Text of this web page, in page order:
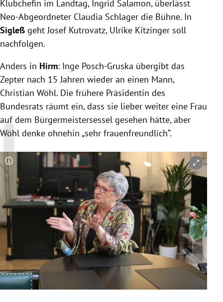
Klubchefin im Landtag, Ingrid Salamon, überlässt
Neo-Abgeordneter Claudia Schlager die Bühne. In
Sigleß geht Josef Kutrovatz, Ulrike Kitzinger soll
nachfolgen.
Anders in Hirm: Inge Posch-Gruska übergibt das
Zepter nach 15 Jahren wieder an einen Mann,
Christian Wöhl. Die frühere Präsidentin des
Bundesrats räumt ein, dass sie lieber weiter eine Frau
auf dem Bürgermeistersessel gesehen hätte, aber
Wöhl denke ohnehin „sehr frauenfreundlich“.
Copyright-Hinweis öffnen/schließen